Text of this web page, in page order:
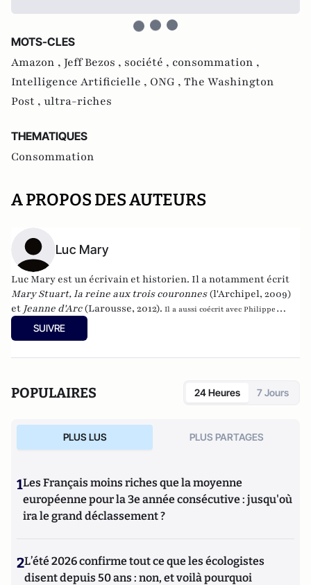
MOTS-CLES
Amazon , Jeff Bezos , société , consommation ,
Intelligence Artificielle , ONG , The Washington
Post , ultra-riches
THEMATIQUES
Consommation
A PROPOS DES AUTEURS
Luc Mary
Luc Mary est un écrivain et historien. Il a notamment écrit
Mary Stuart, la reine aux trois couronnes (l'Archipel, 2009)
et Jeanne d'Arc(Larousse, 2012). Il a aussi coécrit avec Philippe
ValodeEt si... Napoléon avait triomphé à Waterloo ?
et corrigée en 40 uchronies
SUIVRE
POPULAIRES 24 Heures 7 Jours
PLUS LUS PLUS PARTAGES
1Les Français moins riches que la moyenne
européenne pour la 3e année consécutive : jusqu'où
ira le grand déclassement ?
2L’été 2026 confirme tout ce que les écologistes
disent depuis 50 ans : non, et voilà pourquoi